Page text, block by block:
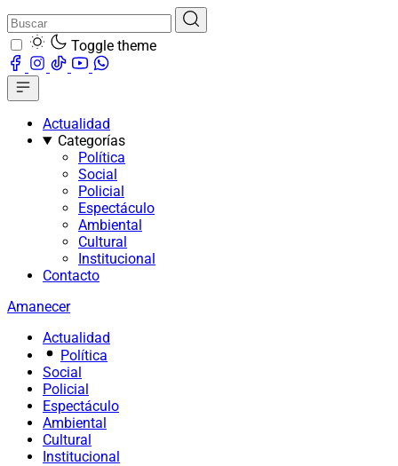
Toggle theme
Actualidad
Categorías
Política
Social
Policial
Espectáculo
Ambiental
Cultural
Institucional
Contacto
Amanecer
Actualidad
Política
Social
Policial
Espectáculo
Ambiental
Cultural
Institucional